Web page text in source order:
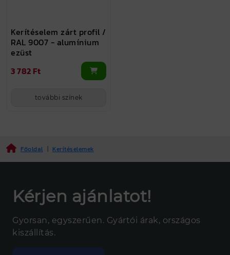
Kerítéselem zárt profil /
RAL 9007 - alumínium
ezüst
3 782 Ft
további színek
Főoldal | Kerítéselemek
Kérjen ajánlatot!
Gyorsan, egyszerűen. Gyártói árak, országos
kiszállítás.